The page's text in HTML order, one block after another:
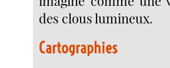
des clous lumineux.
Cartographies